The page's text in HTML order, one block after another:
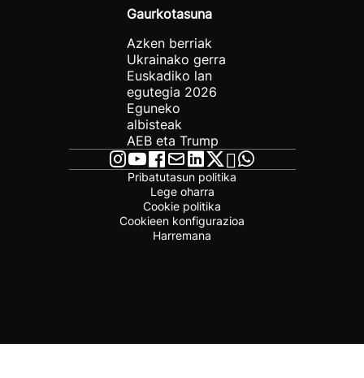
Gaurkotasuna
Azken berriak
Ukrainako gerra
Euskadiko lan
egutegia 2026
Eguneko
albisteak
AEB eta Trump
Pribatutasun politika
Lege oharra
Cookie politika
Cookieen konfigurazioa
Harremana